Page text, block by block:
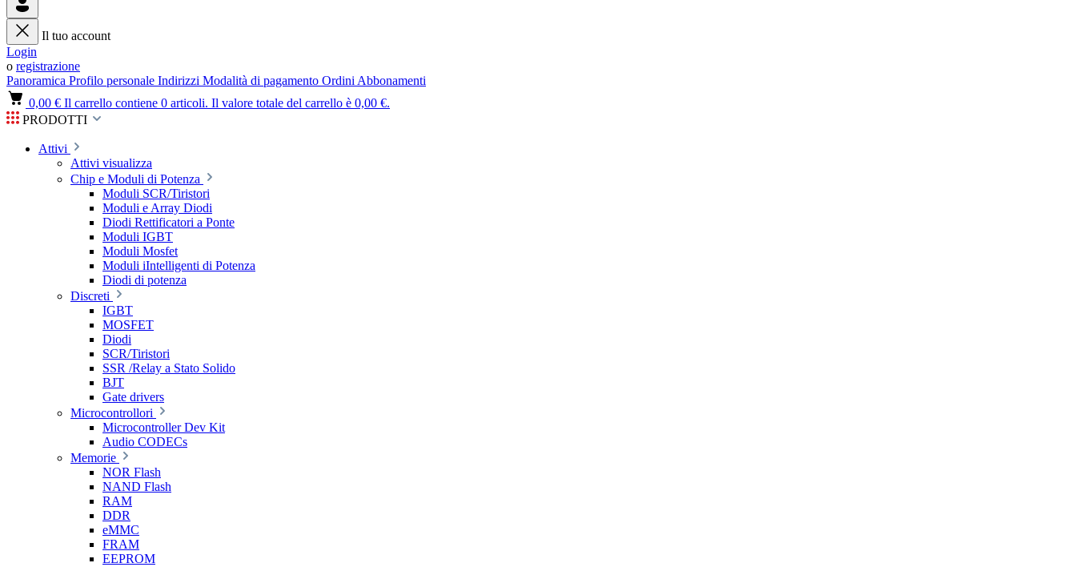
Il tuo account
Login
o registrazione
Panoramica Profilo personale Indirizzi Modalità di pagamento Ordini Abbonamenti
0,00 € Il carrello contiene 0 articoli. Il valore totale del carrello è 0,00 €.
PRODOTTI
Attivi
Attivi visualizza
Chip e Moduli di Potenza
Moduli SCR/Tiristori
Moduli e Array Diodi
Diodi Rettificatori a Ponte
Moduli IGBT
Moduli Mosfet
Moduli iIntelligenti di Potenza
Diodi di potenza
Discreti
IGBT
MOSFET
Diodi
SCR/Tiristori
SSR /Relay a Stato Solido
BJT
Gate drivers
Microcontrollori
Microcontroller Dev Kit
Audio CODECs
Memorie
NOR Flash
NAND Flash
RAM
DDR
eMMC
FRAM
EEPROM